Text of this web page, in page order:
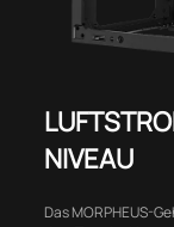
NIVEAU
Das MORPHEUS-